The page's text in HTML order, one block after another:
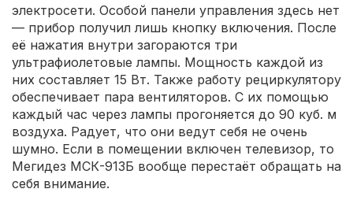
электросети. Особой панели управления здесь нет
— прибор получил лишь кнопку включения. После
её нажатия внутри загораются три
ультрафиолетовые лампы. Мощность каждой из
них составляет 15 Вт. Также работу рециркулятору
обеспечивает пара вентиляторов. С их помощью
каждый час через лампы прогоняется до 90 куб. м
воздуха. Радует, что они ведут себя не очень
шумно. Если в помещении включен телевизор, то
Мегидез МСК-913Б вообще перестаёт обращать на
себя внимание.